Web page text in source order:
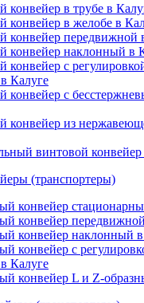
конвейер в трубе в
конвейер в желобе в
конвейер передвижной
конвейер наклонный в
конвейер с
Калуге
конвейер с
конвейер из
винтовой конвейер
(транспортеры)
конвейер
конвейер
конвейер наклонный
конвейер с
Калуге
конвейер L и Z-